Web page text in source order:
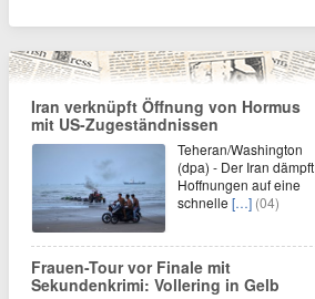
Iran verknüpft Öffnung von Hormus
mit US-Zugeständnissen
Teheran/Washington
(dpa) - Der Iran dämpft
Hoffnungen auf eine
schnelle […] (04)
Frauen-Tour vor Finale mit
Sekundenkrimi: Vollering in Gelb